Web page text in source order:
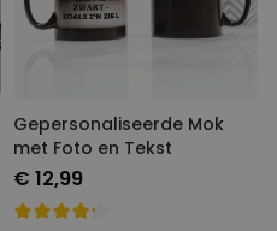
Gepersonaliseerde Mok
met Foto en Tekst
€ 12,99